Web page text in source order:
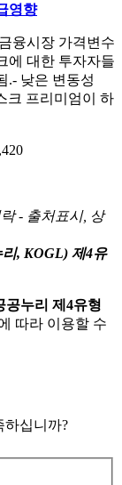
영향
융시장 가격변수
에 대한 투자자들
.- 낮은 변동성
크 프리미엄이 하
, KOGL) 제4유
공누리 제4유형
따라 이용할 수
하십니까?